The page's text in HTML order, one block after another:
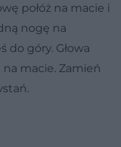
połóż na macie i
nogę na
do góry. Głowa
na macie. Zamień